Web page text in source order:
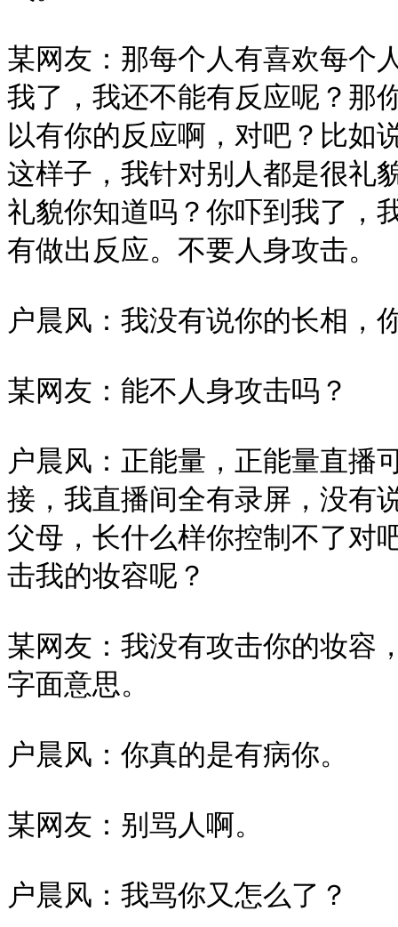
某网友：那每个人有喜欢每个
我了，我还不能有反应呢？那
以有你的反应啊，对吧？比如
这样子，我针对别人都是很礼
礼貌你知道吗？你吓到我了，
有做出反应。不要人身攻击。
户晨风：我没有说你的长相，
某网友：能不人身攻击吗？
户晨风：正能量，正能量直播
接，我直播间全有录屏，没有
父母，长什么样你控制不了对
击我的妆容呢？
某网友：我没有攻击你的妆容
字面意思。
户晨风：你真的是有病你。
某网友：别骂人啊。
户晨风：我骂你又怎么了？